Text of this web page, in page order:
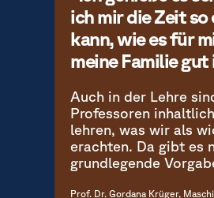
ich mir die Zeit
kann, wie es für
meine Familie gut
Auch in der Lehre
Professoren
lehren, was wir als
erachten. Da gibt es
grundlegende
Prof. Dr. Gordana Krüger,